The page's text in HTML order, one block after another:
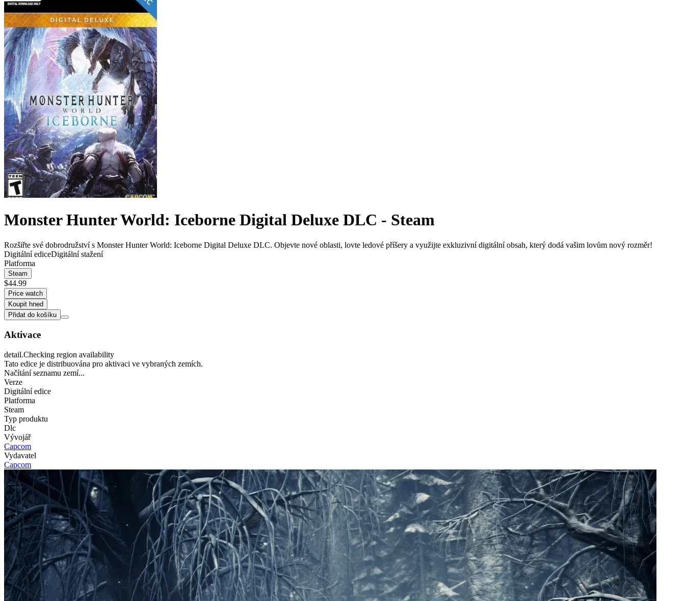
Monster Hunter World: Iceborne Digital Deluxe DLC - Steam
Rozšiřte své dobrodružství s Monster Hunter World: Iceborne Digital Deluxe DLC. Objevte nové oblasti, lovte ledové příšery a využijte exkluzivní digitální obsah, který dodá vašim lovům nový rozměr!
Digitální ediceDigitální stažení
Platforma
Steam
$44.99
Price watch
Koupit hned
Přidat do košíku
Aktivace
detail.Checking region availability
Tato edice je distribuována pro aktivaci ve vybraných zemích.
Načítání seznamu zemí...
Verze
Digitální edice
Platforma
Steam
Typ produktu
Dlc
Vývojář
Capcom
Vydavatel
Capcom